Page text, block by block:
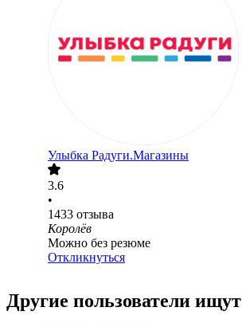
Улыбка Радуги.Магазины
3.6
•
1433 отзыва
Королёв
Можно без резюме
Откликнуться
Другие пользователи ищут